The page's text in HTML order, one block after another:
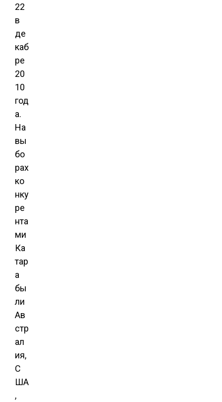
22
в
де
каб
ре
20
10
год
а.
На
вы
бо
рах
ко
нку
ре
нта
ми
Ка
тар
а
бы
ли
Ав
стр
ал
ия,
С
ША
,